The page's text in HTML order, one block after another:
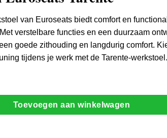
van Euroseats biedt comfort en
Met verstelbare functies en een duurzaam
goede zithouding en langdurig comfort.
tijdens je werk met de Tarente-werkstoel.
Tarente aantal
Toevoegen aan winkelwagen